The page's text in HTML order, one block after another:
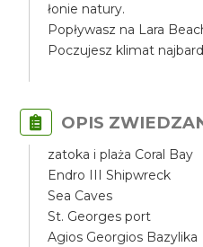
łonie natury.
Popływasz na Lara
Poczujesz klimat
OPIS
zatoka i plaża Coral Bay
Endro III Shipwreck
Sea Caves
St. Georges port
Agios Georgios Bazylika